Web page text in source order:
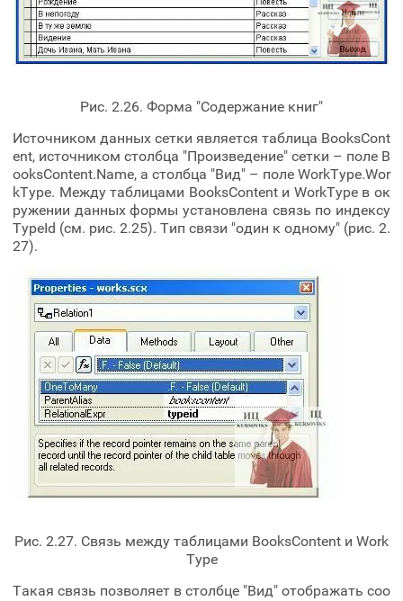
Рис. 2.26. Форма "Содержание книг"
Источником данных сетки является таблица BooksCont
ent, источником столбца "Произведение" сетки – поле B
ooksContent.Name, а столбца "Вид" – поле WorkType.Wor
kType. Между таблицами BooksContent и WorkType в ок
ружении данных формы установлена связь по индексу
TypeId (см. рис. 2.25). Тип связи "один к одному" (рис. 2.
27).
Рис. 2.27. Связь между таблицами BooksContent и Work
Type
Такая связь позволяет в столбце "Вид" отображать соо